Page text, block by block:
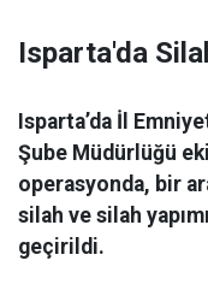
Isparta'da
Isparta’da İl
Şube Müdürlüğü
operasyonda, bir
silah ve silah
geçirildi.